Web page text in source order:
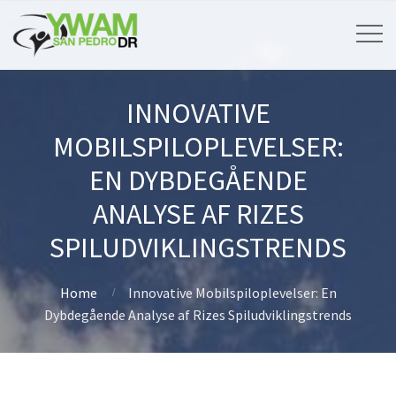
INNOVATIVE
MOBILSPILOPLEVELSER:
EN DYBDEGÅENDE
ANALYSE AF RIZES
SPILUDVIKLINGSTRENDS
Home
Innovative Mobilspiloplevelser: En
Dybdegående Analyse af Rizes Spiludviklingstrends